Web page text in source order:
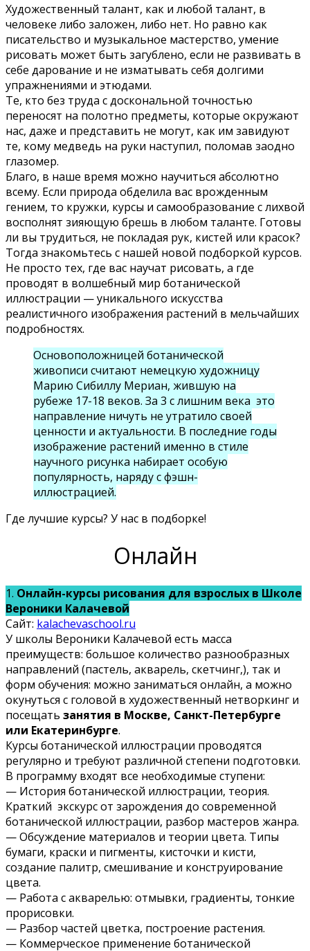
Художественный талант, как и любой талант, в
человеке либо заложен, либо нет. Но равно как
писательство и музыкальное мастерство, умение
рисовать может быть загублено, если не развивать в
себе дарование и не изматывать себя долгими
упражнениями и этюдами.
Те, кто без труда с доскональной точностью
переносят на полотно предметы, которые окружают
нас, даже и представить не могут, как им завидуют
те, кому медведь на руки наступил, поломав заодно
глазомер.
Благо, в наше время можно научиться абсолютно
всему. Если природа обделила вас врожденным
гением, то кружки, курсы и самообразование с лихвой
восполнят зияющую брешь в любом таланте. Готовы
ли вы трудиться, не покладая рук, кистей или красок?
Тогда знакомьтесь с нашей новой подборкой курсов.
Не просто тех, где вас научат рисовать, а где
проводят в волшебный мир ботанической
иллюстрации — уникального искусства
реалистичного изображения растений в мельчайших
подробностях.
Основоположницей ботанической
живописи считают немецкую художницу
Марию Сибиллу Мериан, жившую на
рубеже 17-18 веков. За 3 с лишним века это
направление ничуть не утратило своей
ценности и актуальности. В последние годы
изображение растений именно в стиле
научного рисунка набирает особую
популярность, наряду с фэшн-
иллюстрацией.
Где лучшие курсы? У нас в подборке!
Онлайн
1. Онлайн-курсы рисования для взрослых в Школе
Вероники Калачевой
Сайт: kalachevaschool.ru
У школы Вероники Калачевой есть масса
преимуществ: большое количество разнообразных
направлений (пастель, акварель, скетчинг,), так и
форм обучения: можно заниматься онлайн, а можно
окунуться с головой в художественный нетворкинг и
посещать занятия в Москве, Санкт-Петербурге
или Екатеринбурге.
Курсы ботанической иллюстрации проводятся
регулярно и требуют различной степени подготовки.
В программу входят все необходимые ступени:
— История ботанической иллюстрации, теория.
Краткий экскурс от зарождения до современной
ботанической иллюстрации, разбор мастеров жанра.
— Обсуждение материалов и теории цвета. Типы
бумаги, краски и пигменты, кисточки и кисти,
создание палитр, смешивание и конструирование
цвета.
— Работа с акварелью: отмывки, градиенты, тонкие
прорисовки.
— Разбор частей цветка, построение растения.
— Коммерческое применение ботанической